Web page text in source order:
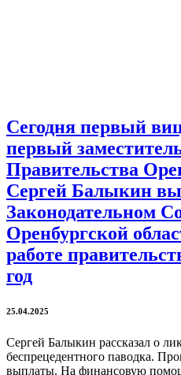
Сегодня первый
первый
Правительства
Сергей Балыкин
Законодательном
Оренбургской
работе
год
25.04.2025
Сергей Балыкин рассказал о
беспрецедентного паводка.
выплаты. На финансовую